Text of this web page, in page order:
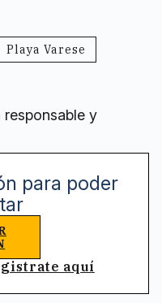
Playa Varese
y
para poder
aquí